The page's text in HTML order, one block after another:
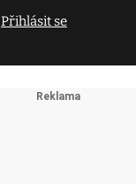
Přihlásit se